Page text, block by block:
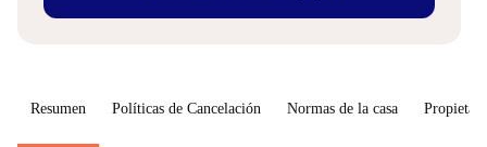
Resumen Políticas de Cancelación Normas de la casa